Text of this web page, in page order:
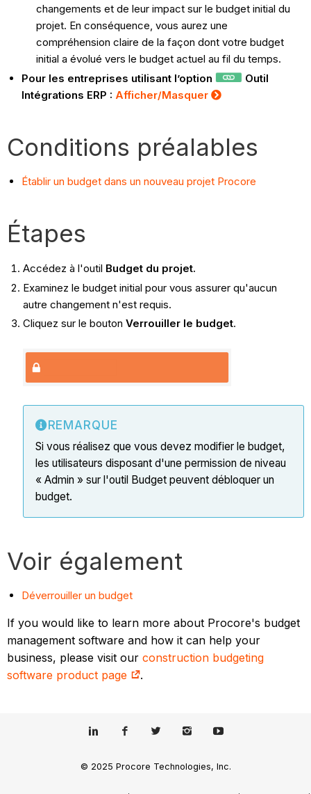
changements et de leur impact sur le budget initial du
projet. En conséquence, vous aurez une
compréhension claire de la façon dont votre budget
initial a évolué vers le budget actuel au fil du temps.
Pour les entreprises utilisant l’option
Outil
Intégrations ERP : Afficher/Masquer
Conditions préalables
Établir un budget dans un nouveau projet Procore
Étapes
Accédez à l'outil Budget du projet.
Examinez le budget initial pour vous assurer qu'aucun
autre changement n'est requis.
Cliquez sur le bouton Verrouiller le budget.
REMARQUE
Si vous réalisez que vous devez modifier le budget,
les utilisateurs disposant d'une permission de niveau
« Admin » sur l'outil Budget peuvent débloquer un
budget.
Voir également
Déverrouiller un budget
If you would like to learn more about Procore's budget
management software and how it can help your
business, please visit ourconstruction budgeting
software product page
.
© 2025 Procore Technologies, Inc.